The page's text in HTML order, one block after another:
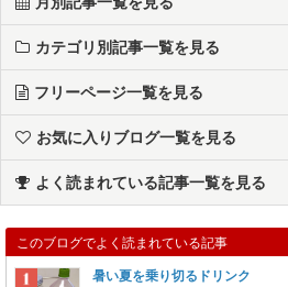
カテゴリ別記事一覧を見る
フリーページ一覧を見る
お気に入りブログ一覧を見る
よく読まれている記事一覧を見る
このブログでよく読まれている記事
暑い夏を乗り切るドリンク